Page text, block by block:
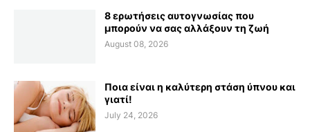
8 ερωτήσεις αυτογνωσίας που
μπορούν να σας αλλάξουν τη ζωή
August 08, 2026
Ποια είναι η καλύτερη στάση ύπνου και
γιατί!
July 24, 2026